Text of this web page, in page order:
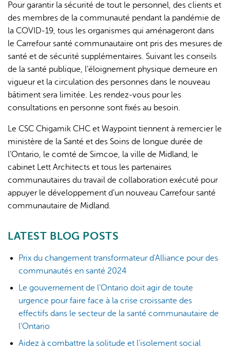
Pour garantir la sécurité de tout le personnel, des clients et
des membres de la communauté pendant la pandémie de
la COVID-19, tous les organismes qui aménageront dans
le Carrefour santé communautaire ont pris des mesures de
santé et de sécurité supplémentaires. Suivant les conseils
de la santé publique, l’éloignement physique demeure en
vigueur et la circulation des personnes dans le nouveau
bâtiment sera limitée. Les rendez-vous pour les
consultations en personne sont fixés au besoin.
Le CSC Chigamik CHC et Waypoint tiennent à remercier le
ministère de la Santé et des Soins de longue durée de
l’Ontario, le comté de Simcoe, la ville de Midland, le
cabinet Lett Architects et tous les partenaires
communautaires du travail de collaboration exécuté pour
appuyer le développement d’un nouveau Carrefour santé
communautaire de Midland.
LATEST BLOG POSTS
Prix du changement transformateur d'Alliance pour des
communautés en santé 2024
Le gouvernement de l’Ontario doit agir de toute
urgence pour faire face à la crise croissante des
effectifs dans le secteur de la santé communautaire de
l’Ontario
Aidez à combattre la solitude et l'isolement social